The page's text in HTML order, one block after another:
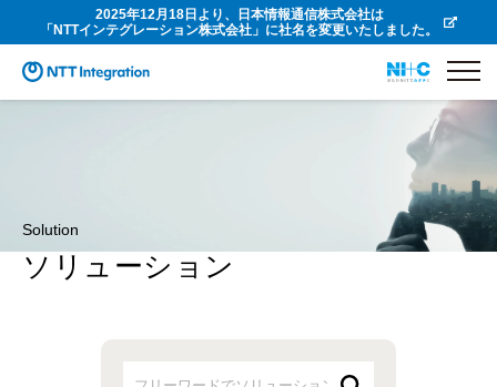
2025年12月18日より、日本情報通信株式会社は
「NTTインテグレーション株式会社」に社名を変更いたしました。
Solution
ソリューション